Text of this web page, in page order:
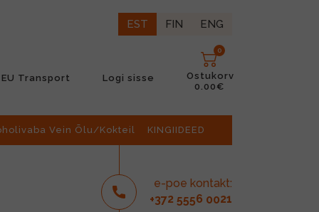
EST FIN ENG
EU Transport Logi sisse
0
Ostukorv
0.00€
Vein Õlu/Kokteil KINGIIDEED
e-poe kontakt:
+372 5556 0021